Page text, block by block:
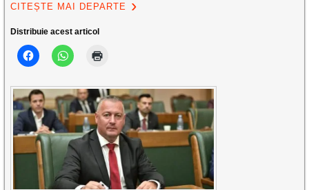
CITEȘTE MAI DEPARTE
Distribuie acest articol